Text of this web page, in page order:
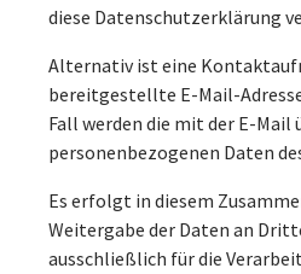
diese Datenschutzerklärung
Alternativ ist eine
bereitgestellte E-Mail-
Fall werden die mit der E-
personenbezogenen Daten
Es erfolgt in diesem
Weitergabe der Daten an
ausschließlich für die